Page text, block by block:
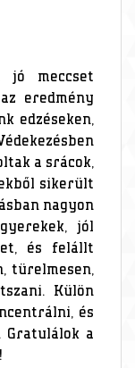
jó meccset
eredmény
edzéseken,
a srácok,
sikerült
nagyon
jól
és felállt
türelmesen,
Külön
és
Gratulálok a